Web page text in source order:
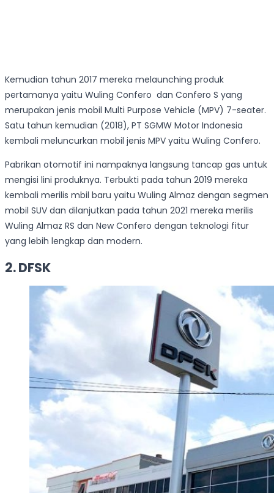
Kemudian tahun 2017 mereka melaunching produk
pertamanya yaitu Wuling Confero dan Confero S yang
merupakan jenis mobil Multi Purpose Vehicle (MPV) 7-seater.
Satu tahun kemudian (2018), PT SGMW Motor Indonesia
kembali meluncurkan mobil jenis MPV yaitu Wuling Confero.
Pabrikan otomotif ini nampaknya langsung tancap gas untuk
mengisi lini produknya. Terbukti pada tahun 2019 mereka
kembali merilis mbil baru yaitu Wuling Almaz dengan segmen
mobil SUV dan dilanjutkan pada tahun 2021 mereka merilis
Wuling Almaz RS dan New Confero dengan teknologi fitur
yang lebih lengkap dan modern.
2. DFSK